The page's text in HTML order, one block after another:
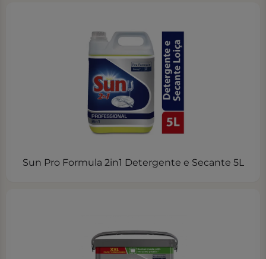
Sun Pro Formula 2in1 Detergente e Secante 5L